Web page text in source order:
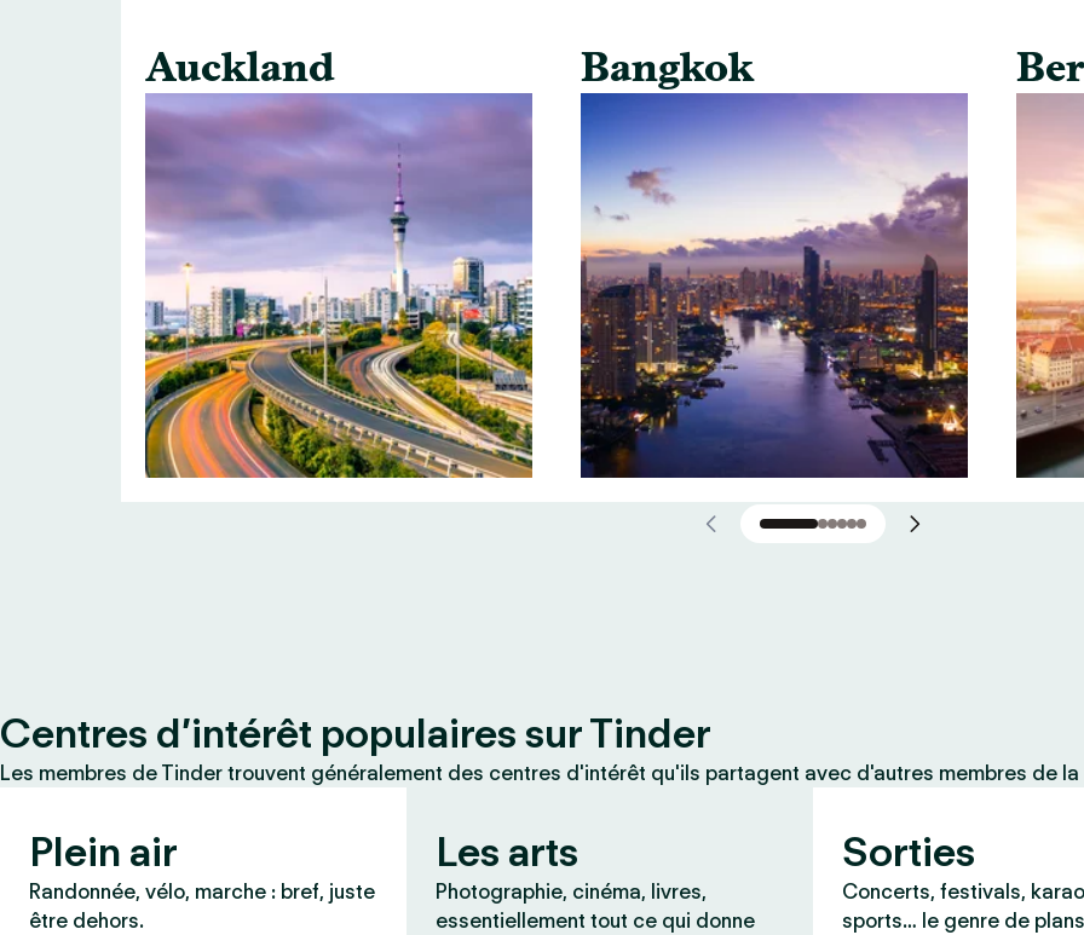
Auckland Bangkok
Centres d’intérêt populaires sur Tinder
Les membres de Tinder trouvent généralement des centres d'intérêt qu'ils partagent avec d'autres membres de
Plein air
Randonnée, vélo, marche : bref, juste
être dehors.
Les arts
Photographie, cinéma, livres,
essentiellement tout ce qui donne
Sorties
Concerts, festivals,
sports… le genre de